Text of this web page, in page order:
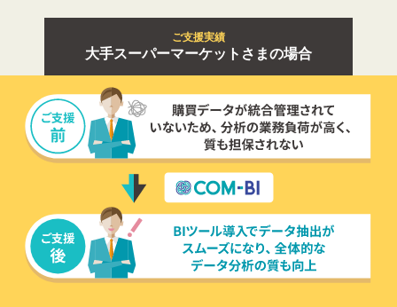
ご支援実績
大手スーパーマーケットさまの場合